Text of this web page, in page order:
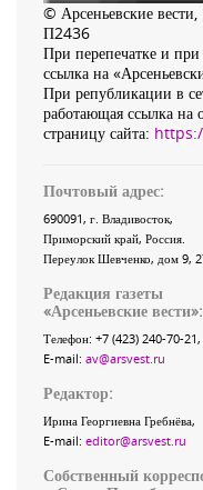
© Арсеньевские
П2436
При перепечатке и
ссылка на
При републикации в
работающая ссылка на
страницу сайта:
Почтовый адрес:
690091, г. Владивосток,
Приморский край, Россия
Переулок Шевченко, дом 9,
Редакция газеты
«Арсеньевские вести»:
Телефон: +7 (423) 240-70-21,
E-mail: av@arsvest.ru
Редактор:
Ирина Георгиевна Гребнёва,
E-mail: editor@arsvest.ru
Собственный